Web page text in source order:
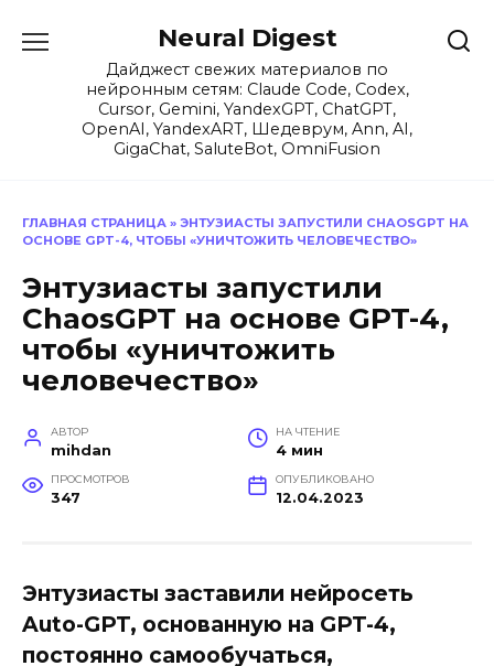
содержанию
Neural Digest
Дайджест свежих материалов по
нейронным сетям: Claude Code, Codex,
Cursor, Gemini, YandexGPT, ChatGPT,
OpenAI, YandexART, Шедеврум, Ann, AI,
GigaChat, SaluteBot, OmniFusion
ГЛАВНАЯ СТРАНИЦА » ЭНТУЗИАСТЫ ЗАПУСТИЛИ CHAOSGPT НА
ОСНОВЕ GPT-4, ЧТОБЫ «УНИЧТОЖИТЬ ЧЕЛОВЕЧЕСТВО»
Энтузиасты запустили
ChaosGPT на основе GPT-4,
чтобы «уничтожить
человечество»
АВТОР
mihdan
НА ЧТЕНИЕ
4 мин
ПРОСМОТРОВ
347
ОПУБЛИКОВАНО
12.04.2023
Энтузиасты заставили нейросеть
Auto-GPT, основанную на GPT-4,
постоянно самообучаться,